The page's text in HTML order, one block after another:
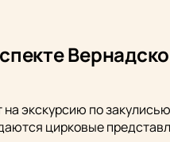
экскурсию по
цирковые